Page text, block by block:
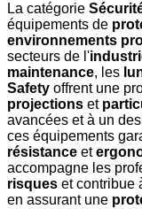
La catégorie
équipements de
environnements
secteurs de l'
maintenance, les
Safety offrent une
projections et
avancées et à un
ces équipements
résistance et
accompagne les
risques et contribue
en assurant une